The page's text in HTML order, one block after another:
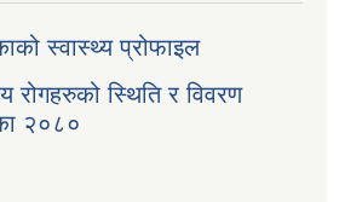
स्वास्थ्य प्रोफाइल
रोगहरुको स्थिति र विवरण
२०८०